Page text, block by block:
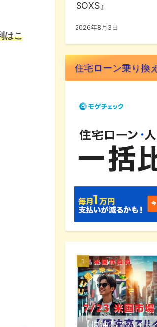
はこ
SOXS』
2026年8月3日
住宅ローン乗り換
【原油高でハイテ